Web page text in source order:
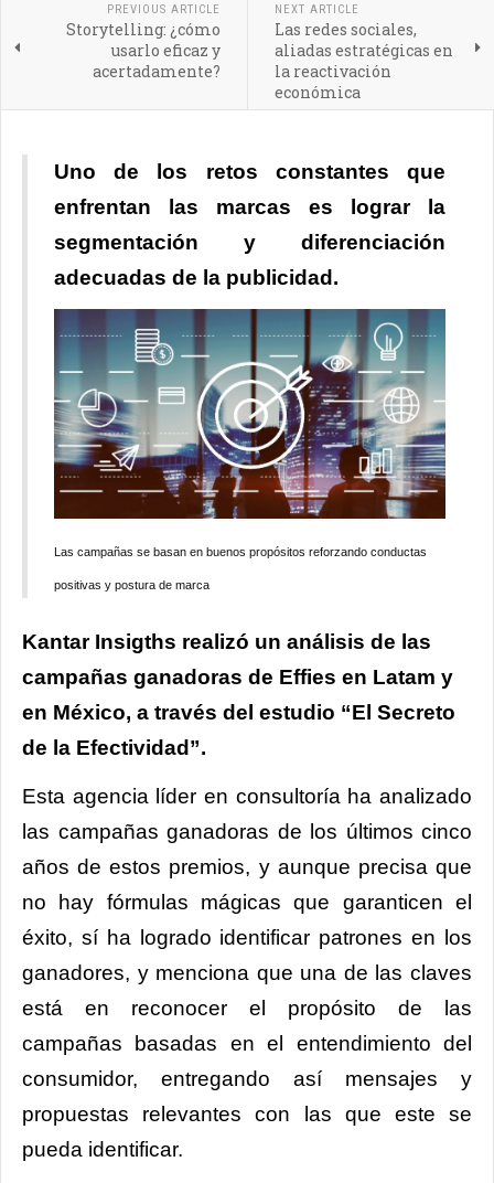
PREVIOUS ARTICLE
Storytelling: ¿cómo
usarlo eficaz y
acertadamente?
NEXT ARTICLE
Las redes sociales,
aliadas estratégicas en
la reactivación
económica
Uno de los retos constantes que
enfrentan las marcas es lograr la
segmentación y diferenciación
adecuadas de la publicidad.
Las campañas se basan en buenos propósitos reforzando conductas
positivas y postura de marca
Kantar Insigths realizó un análisis de las
campañas ganadoras de Effies en Latam y
en México, a través del estudio “El Secreto
de la Efectividad”.
Esta agencia líder en consultoría ha analizado
las campañas ganadoras de los últimos cinco
años de estos premios, y aunque precisa que
no hay fórmulas mágicas que garanticen el
éxito, sí ha logrado identificar patrones en los
ganadores, y menciona que una de las claves
está en reconocer el propósito de las
campañas basadas en el entendimiento del
consumidor, entregando así mensajes y
propuestas relevantes con las que este se
pueda identificar.